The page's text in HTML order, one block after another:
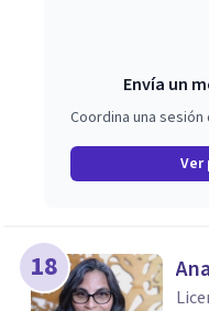
Envía un
Coordina una
18